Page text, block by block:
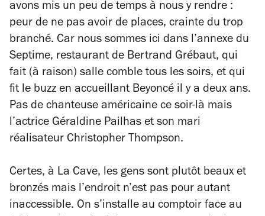
avons mis un peu de temps à nous y rendre :
peur de ne pas avoir de places, crainte du trop
branché. Car nous sommes ici dans l’annexe du
Septime, restaurant de Bertrand Grébaut, qui
fait (à raison) salle comble tous les soirs, et qui
fit le buzz en accueillant Beyoncé il y a deux ans.
Pas de chanteuse américaine ce soir-là mais
l’actrice Géraldine Pailhas et son mari
réalisateur Christopher Thompson.
Certes, à La Cave, les gens sont plutôt beaux et
bronzés mais l’endroit n’est pas pour autant
inaccessible. On s’installe au comptoir face au